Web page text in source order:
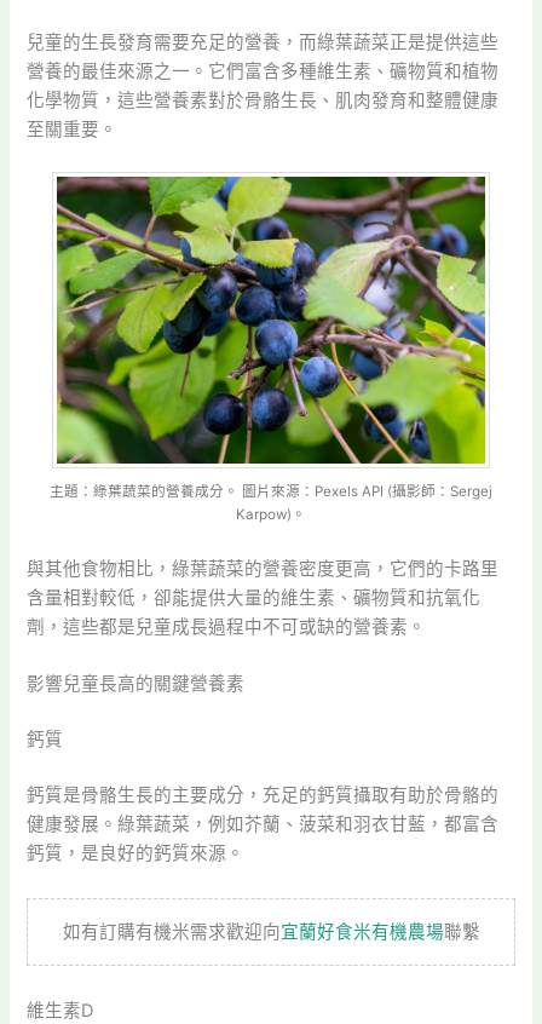
兒童的生長發育需要充足的營養，而綠葉蔬菜正是提供這些
營養的最佳來源之一。它們富含多種維生素、礦物質和植物
化學物質，這些營養素對於骨骼生長、肌肉發育和整體健康
至關重要。
主題：綠葉蔬菜的營養成分。 圖片來源：Pexels API (攝影師：Sergej
Karpow)。
與其他食物相比，綠葉蔬菜的營養密度更高，它們的卡路里
含量相對較低，卻能提供大量的維生素、礦物質和抗氧化
劑，這些都是兒童成長過程中不可或缺的營養素。
影響兒童長高的關鍵營養素
鈣質
鈣質是骨骼生長的主要成分，充足的鈣質攝取有助於骨骼的
健康發展。綠葉蔬菜，例如芥蘭、菠菜和羽衣甘藍，都富含
鈣質，是良好的鈣質來源。
如有訂購有機米需求歡迎向宜蘭好食米有機農場聯繫
維生素D